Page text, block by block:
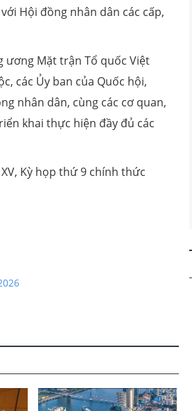
Hội đồng nhân dân các cấp,
ương Mặt trận Tổ quốc Việt
các Ủy ban của Quốc hội,
nhân dân, cùng các cơ quan,
khai thực hiện đầy đủ các
Kỳ họp thứ 9 chính thức